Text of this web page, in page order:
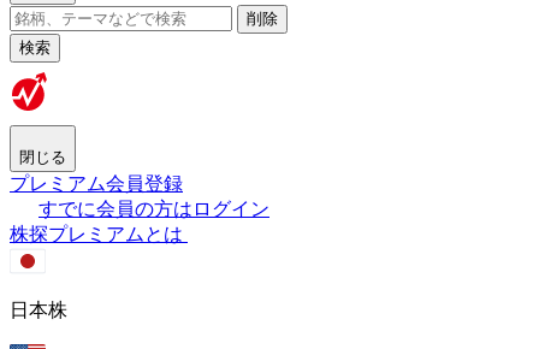
削除
検索
閉じる
プレミアム会員登録
すでに会員の方はログイン
株探プレミアムとは
日本株